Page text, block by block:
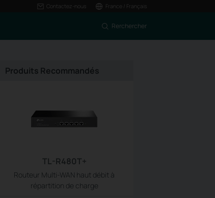
Contactez-nous France / Français
Rerchercher
Produits Recommandés
TL-R480T+
Routeur Multi-WAN haut débit à
répartition de charge